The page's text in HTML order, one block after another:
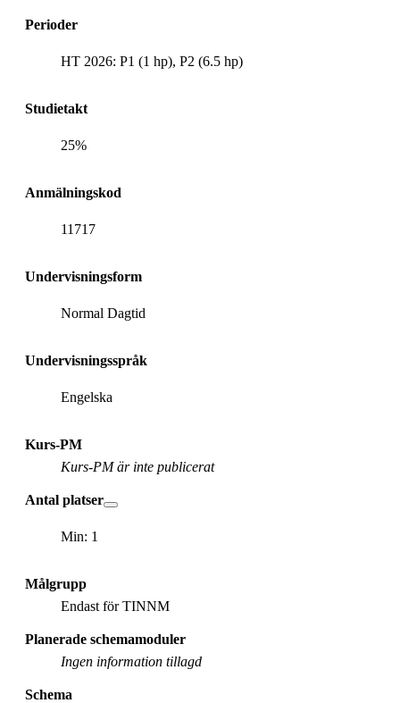
Perioder
HT 2026: P1 (1 hp), P2 (6.5 hp)
Studietakt
25%
Anmälningskod
11717
Undervisningsform
Normal Dagtid
Undervisningsspråk
Engelska
Kurs-PM
Kurs-PM är inte publicerat
Antal platser
Min: 1
Målgrupp
Endast för TINNM
Planerade schemamoduler
Ingen information tillagd
Schema